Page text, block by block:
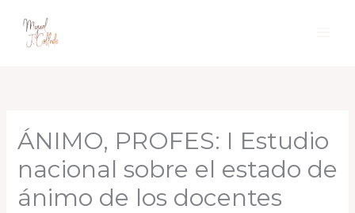
contenido
ÁNIMO, PROFES: I Estudio
nacional sobre el estado de
ánimo de los docentes